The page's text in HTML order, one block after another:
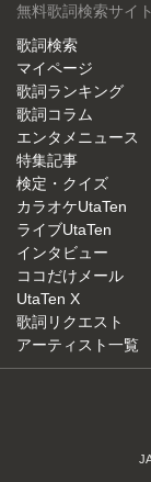
無料歌詞検索サイ
歌詞検索
マイページ
歌詞ランキング
歌詞コラム
エンタメニュース
特集記事
検定・クイズ
カラオケUtaTen
ライブUtaTen
インタビュー
ココだけメール
UtaTen X
歌詞リクエスト
アーティスト一覧